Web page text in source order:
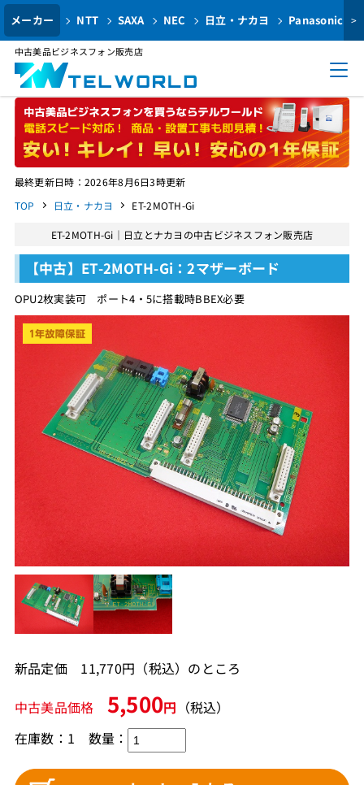
メーカー NTT SAXA NEC 日立・ナカヨ Panasonic >
中古美品ビジネスフォン販売店
最終更新日時：2026年8月6日3時更新
TOP
日立・ナカヨ ET-2MOTH-Gi
ET-2MOTH-Gi｜日立とナカヨの中古ビジネスフォン販売店
【中古】ET-2MOTH-Gi：2マザーボード
OPU2枚実装可 ポート4・5に搭載時BBEX必要
新品定価 11,770円（税込）のところ
中古美品価格 5,500円 （税込）
在庫数：1 数量：